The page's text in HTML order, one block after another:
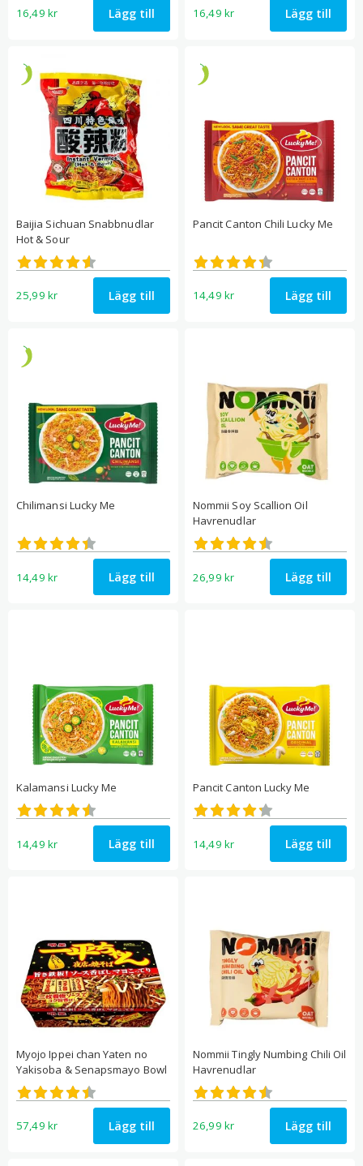
16,49 kr Lägg till 16,49 kr Lägg till
Baijia Sichuan Snabbnudlar
Hot & Sour
Betygsatt
4.56
av 5
25,99 kr Lägg till
Pancit Canton Chili Lucky Me
Betygsatt
4.33
av 5
14,49 kr Lägg till
Chilimansi Lucky Me
Betygsatt
4.40
av 5
14,49 kr Lägg till
Nommii Soy Scallion Oil
Havrenudlar
Betygsatt
4.50
av 5
26,99 kr Lägg till
Kalamansi Lucky Me
Betygsatt
4.50
av 5
14,49 kr Lägg till
Pancit Canton Lucky Me
Betygsatt
4.25
av 5
14,49 kr Lägg till
Myojo Ippei chan Yaten no
Yakisoba & Senapsmayo Bowl
Betygsatt
4.45
av 5
57,49 kr Lägg till
Nommii Tingly Numbing Chili Oil
Havrenudlar
Betygsatt
4.50
av 5
26,99 kr Lägg till